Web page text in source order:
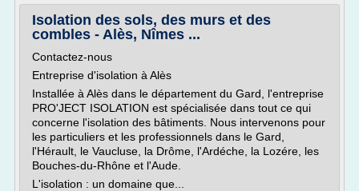
Isolation des sols, des murs et des
combles - Alès, Nîmes ...
Contactez-nous
Entreprise d'isolation à Alès
Installée à Alès dans le département du Gard, l'entreprise
PRO'JECT ISOLATION est spécialisée dans tout ce qui
concerne l'isolation des bâtiments. Nous intervenons pour
les particuliers et les professionnels dans le Gard,
l'Hérault, le Vaucluse, la Drôme, l'Ardéche, la Lozére, les
Bouches-du-Rhône et l'Aude.
L'isolation : un domaine que...